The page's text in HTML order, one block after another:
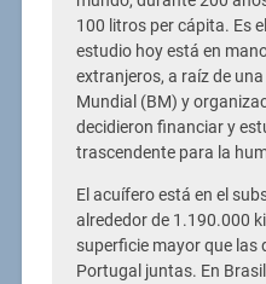
100 litros per cápita. Es
estudio hoy está en
extranjeros, a raíz de
Mundial (BM) y
decidieron financiar y
trascendente para la
El acuífero está en el
alrededor de 1.190.000
superficie mayor que las
Portugal juntas. En